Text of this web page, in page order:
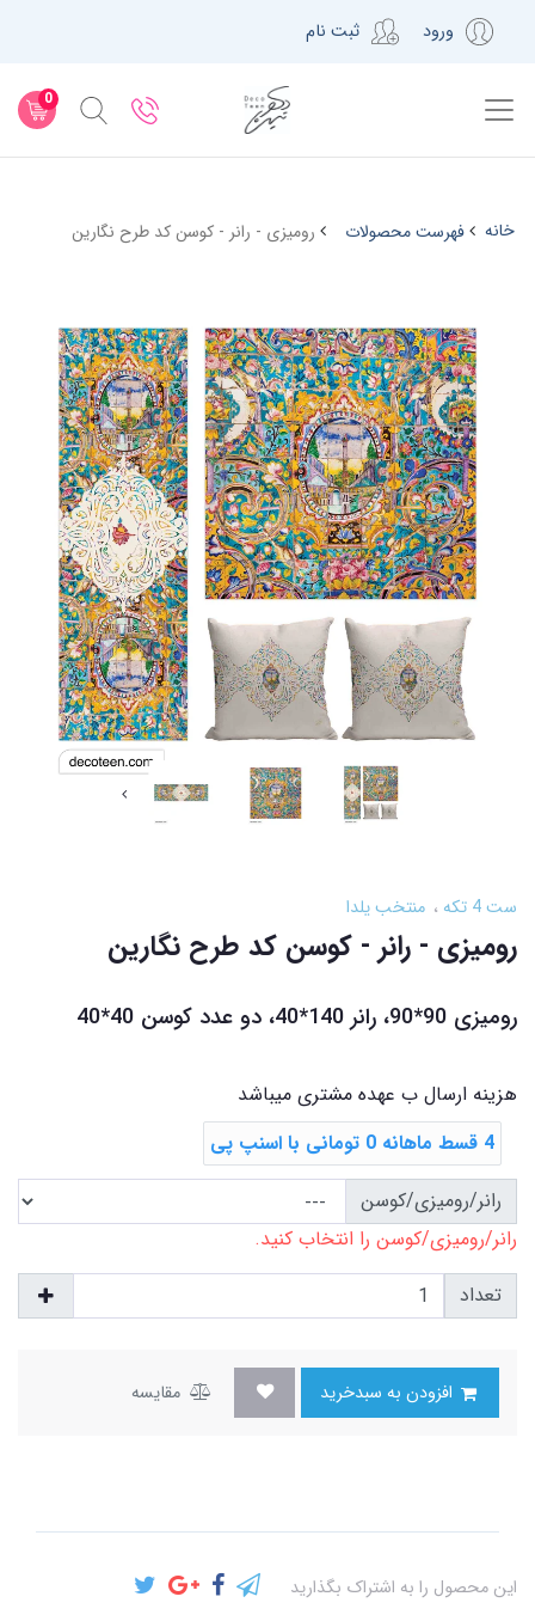
ورود ثبت نام
0
خانه فهرست محصولات رومیزی - رانر - کوسن کد طرح نگارین
ست 4 تکه منتخب یلدا
رومیزی - رانر - کوسن کد طرح نگارین
رومیزی 90*90، رانر 140*40، دو عدد کوسن 40*40
هزینه ارسال ب عهده مشتری میباشد
4 قسط ماهانه 0 تومانی با اسنپ ‌پی
رانر/رومیزی/کوسن
رانر/رومیزی/کوسن را انتخاب کنید.
تعداد
مقایسه
این محصول را به اشتراک بگذارید